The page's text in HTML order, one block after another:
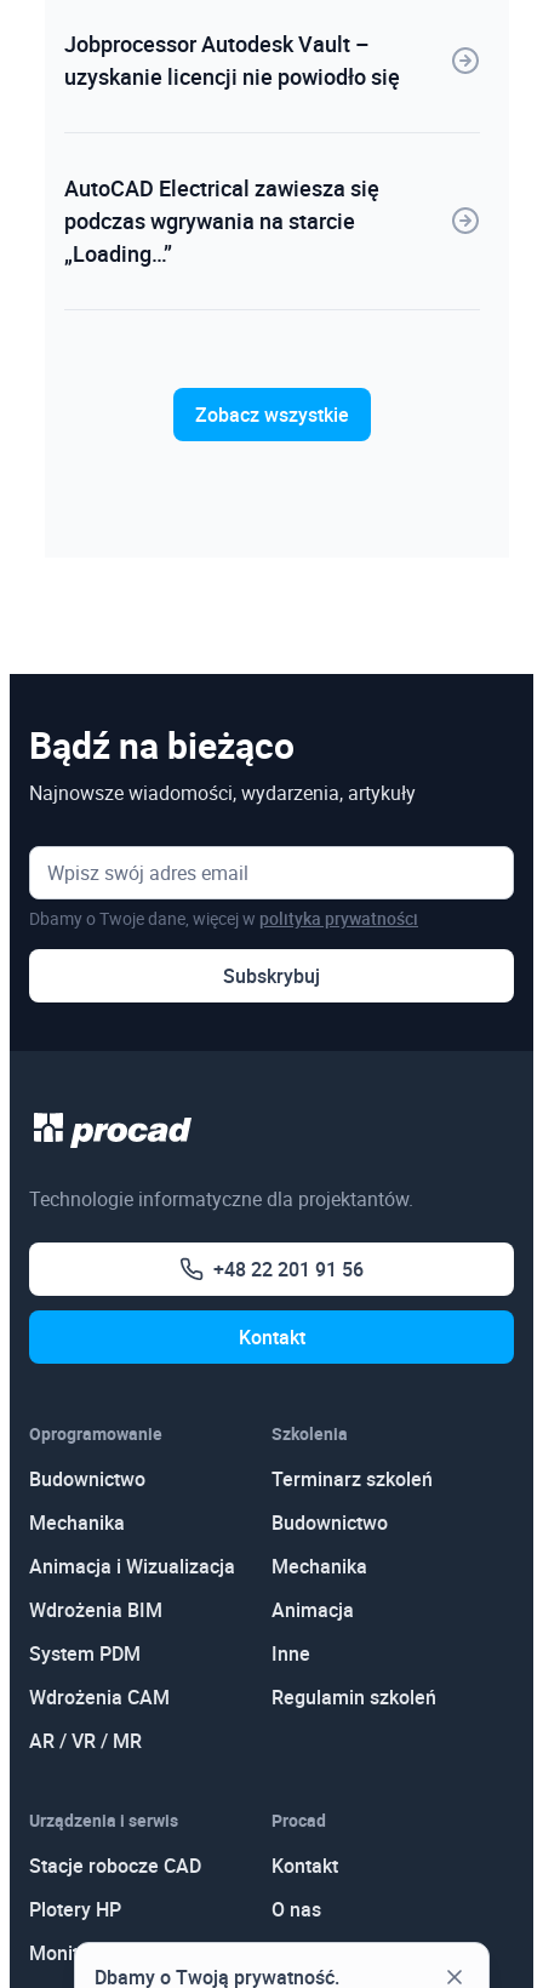
Jobprocessor Autodesk Vault –
uzyskanie licencji nie powiodło się
AutoCAD Electrical zawiesza się
podczas wgrywania na starcie
„Loading…”
Zobacz wszystkie
Bądź na bieżąco
Najnowsze wiadomości, wydarzenia, artykuły
Dbamy o Twoje dane, więcej w polityka prywatności
Subskrybuj
Technologie informatyczne dla projektantów.
+48 22 201 91 56
Kontakt
Oprogramowanie
Budownictwo
Mechanika
Animacja i Wizualizacja
Wdrożenia BIM
System PDM
Wdrożenia CAM
AR / VR / MR
Szkolenia
Terminarz szkoleń
Budownictwo
Mechanika
Animacja
Inne
Regulamin szkoleń
Urządzenia i serwis
Stacje robocze CAD
Plotery HP
Monitory
Procad
Kontakt
O nas
Dbamy o Twoją prywatność.